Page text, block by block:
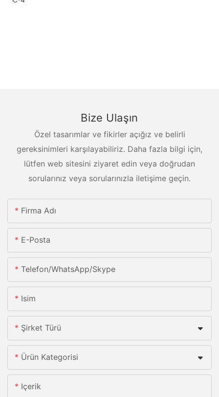
Bize Ulaşın
Özel tasarımlar ve fikirler açığız ve belirli
gereksinimleri karşılayabiliriz. Daha fazla bilgi için,
lütfen web sitesini ziyaret edin veya doğrudan
sorularınız veya sorularınızla iletişime geçin.
Firma Adı
E-Posta
Telefon/whatsApp/skype
Isim
Şirket Türü
Ürün Kategorisi
Içerik